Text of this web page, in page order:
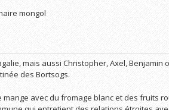
mongol
mais aussi Christopher, Axel,
des Bortsogs.
avec du fromage blanc et des fruits